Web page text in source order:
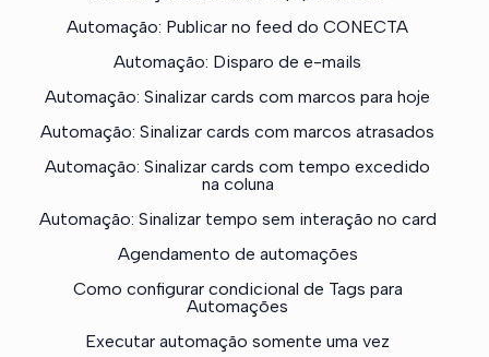
Automação: Publicar no feed do CONECTA
Automação: Disparo de e-mails
Automação: Sinalizar cards com marcos para hoje
Automação: Sinalizar cards com marcos atrasados
Automação: Sinalizar cards com tempo excedido
na coluna
Automação: Sinalizar tempo sem interação no card
Agendamento de automações
Como configurar condicional de Tags para
Automações
Executar automação somente uma vez